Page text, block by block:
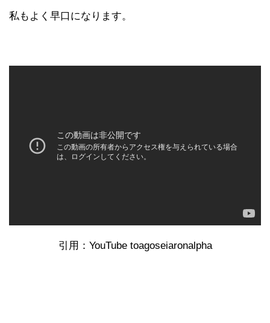
私もよく早口になります。
引用：YouTube toagoseiaronalpha